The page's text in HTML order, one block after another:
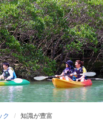
ク 知識が豊富